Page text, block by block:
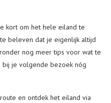
kort om het hele eiland te
beleven dat je eigenlijk altijd
nog meer tips voor wat te
je volgende bezoek nóg
en ontdek het eiland via